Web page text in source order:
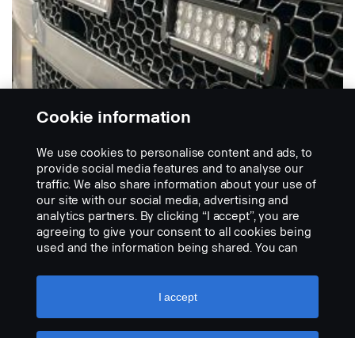
INTÉGRATION D'UN ÉCLAIRAGE
Intégration de l'éclairage de la
cabine de la série P dans la calandre
Cookie information
We use cookies to personalise content and ads, to
provide social media features and to analyse our
traffic. We also share information about your use of
our site with our social media, advertising and
analytics partners. By clicking “I accept”, you are
agreeing to give your consent to all cookies being
used and the information being shared. You can
settings” and selecting the categories you’d like to
accept. For a more detailed explanation of how we
I accept